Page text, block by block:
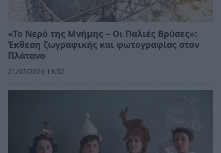
«Το Νερό της Μνήμης – Οι Παλιές Βρύσες»:
Έκθεση ζωγραφικής και φωτογραφίας στον
Πλάτανο
21/07/2026 19:52